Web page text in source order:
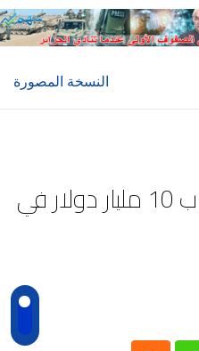
النسخة المصورة
تبون : قلصنا الاستيراد ب 10 مليار دولار في